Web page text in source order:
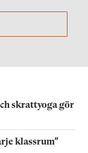
skrattyoga gör
klassrum”